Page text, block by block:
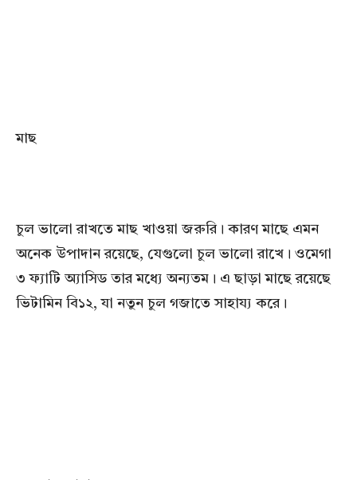
মাছ
চুল ভালো রাখতে মাছ খাওয়া জরুরি। কারণ মাছে এমন
অনেক উপাদান রয়েছে, যেগুলো চুল ভালো রাখে। ওমেগা
৩ ফ্যাটি অ্যাসিড তার মধ্যে অন্যতম। এ ছাড়া মাছে রয়েছে
ভিটামিন বি১২, যা নতুন চুল গজাতে সাহায্য করে।